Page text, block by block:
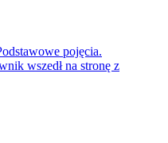
pojęcia.
wszedł na stronę z